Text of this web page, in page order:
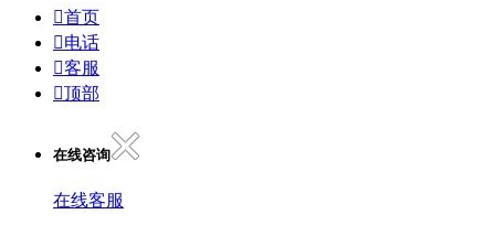
首页
电话
客服
顶部
在线咨询
在线客服